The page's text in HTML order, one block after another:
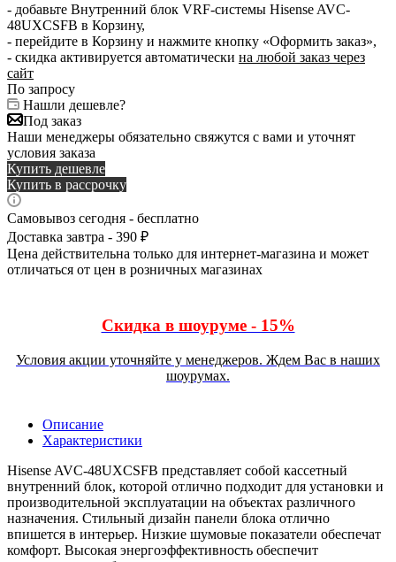
- добавьте Внутренний блок VRF-системы Hisense AVC-
48UXCSFB в Корзину,
- перейдите в Корзину и нажмите кнопку «Оформить заказ»,
- скидка активируется автоматически на любой заказ через
сайт
По запросу
Нашли дешевле?
Под заказ
Наши менеджеры обязательно свяжутся с вами и уточнят
условия заказа
Купить дешевле
Купить в рассрочку
Самовывоз сегодня - бесплатно
Доставка завтра - 390 ₽
Цена действительна только для интернет-магазина и может
отличаться от цен в розничных магазинах
Скидка в шоуруме - 15%
Условия акции уточняйте у менеджеров. Ждем Вас в наших
шоурумах.
Описание
Характеристики
Hisense AVC-48UXCSFB представляет собой кассетный
внутренний блок, которой отлично подходит для установки и
производительной эксплуатации на объектах различного
назначения. Стильный дизайн панели блока отлично
впишется в интерьер. Низкие шумовые показатели обеспечат
комфорт. Высокая энергоэффективность обеспечит